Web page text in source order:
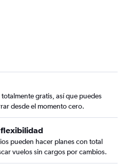
gratis, así que puedes
desde el momento cero.
flexibilidad
pueden hacer planes con total
vuelos sin cargos por cambios.